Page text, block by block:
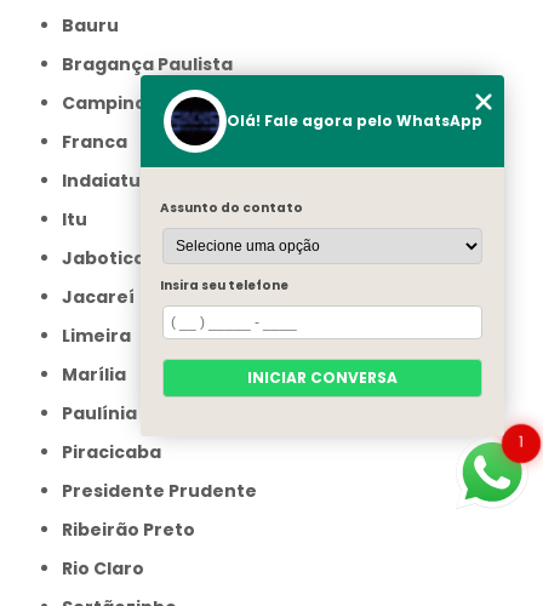
Bauru
Bragança Paulista
Campinas
Franca
Indaiatuba
Itu
Jaboticabal
Jacareí
Limeira
Marília
Paulínia
Piracicaba
Presidente Prudente
Ribeirão Preto
Rio Claro
1
Olá! Fale agora pelo WhatsApp
Assunto do contato
Insira seu telefone
INICIAR CONVERSA